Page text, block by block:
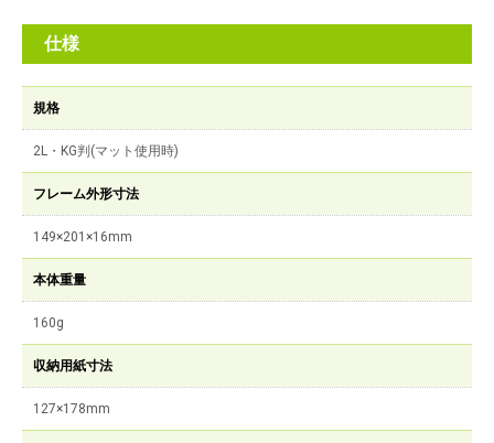
仕様
規格
2L・KG判(マット使用時)
フレーム外形寸法
149×201×16mm
本体重量
160g
収納用紙寸法
127×178mm